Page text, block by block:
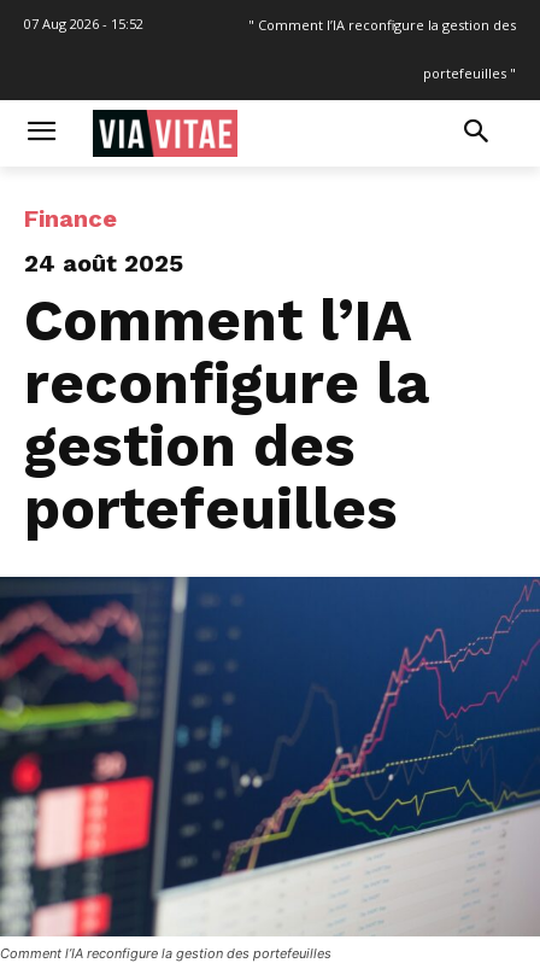
07 Aug 2026 - 15:52 " Comment l’IA reconfigure la gestion des
portefeuilles "
Finance
24 août 2025
Comment l’IA
reconfigure la
gestion des
portefeuilles
Comment l’IA reconfigure la gestion des portefeuilles